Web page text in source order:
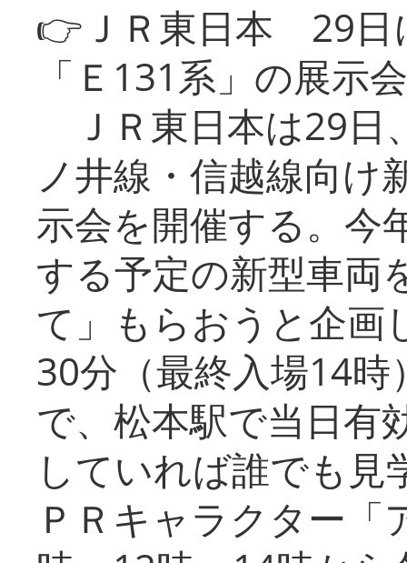
👉ＪＲ東日本 29日
「Ｅ131系」の展示会
ＪＲ東日本は29日
ノ井線・信越線向け
示会を開催する。今
する予定の新型車両
て」もらおうと企画
30分（最終入場14
で、松本駅で当日有
していれば誰でも
ＰＲキャラクター